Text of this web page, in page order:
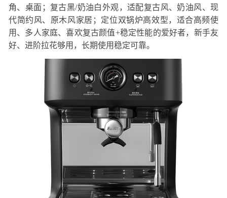
角、桌面；复古黑/奶油白外观，适配复古风、奶油风、现
代简约风、原木风家居；定位双锅炉高效型，适合高频使
用、多人家庭、喜欢复古颜值+稳定性能的爱好者，新手友
好、进阶拉花够用，长期使用稳定可靠。